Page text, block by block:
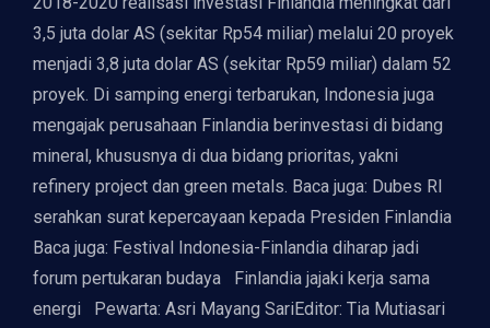
3,5 juta dolar AS (sekitar Rp54 miliar) melalui 20 proyek
menjadi 3,8 juta dolar AS (sekitar Rp59 miliar) dalam 52
proyek. Di samping energi terbarukan, Indonesia juga
mengajak perusahaan Finlandia berinvestasi di bidang
mineral, khususnya di dua bidang prioritas, yakni
refinery project dan green metals. Baca juga: Dubes RI
serahkan surat kepercayaan kepada Presiden Finlandia
Baca juga: Festival Indonesia-Finlandia diharap jadi
forum pertukaran budaya Finlandia jajaki kerja sama
energi Pewarta: Asri Mayang SariEditor: Tia Mutiasari